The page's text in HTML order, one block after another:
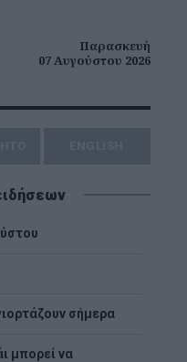
Παρασκευή
07 Αυγούστου 2026
σήμερα
μπορεί να